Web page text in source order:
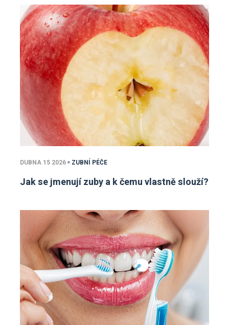
DUBNA 15 2026 ZUBNÍ PÉČE
Jak se jmenují zuby a k čemu vlastně slouží?